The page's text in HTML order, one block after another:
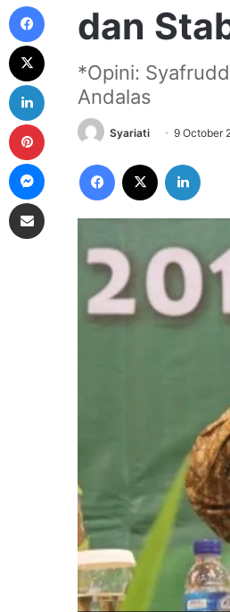
dan
*Opini:
Andalas
Syariati 9 October
Facebook
Pinterest
Messenger